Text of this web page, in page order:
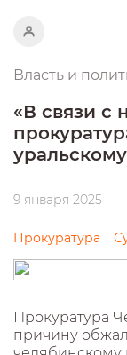
Власть и
«В связи с
9 января 2025
Прокуратура
Прокуратура
причину